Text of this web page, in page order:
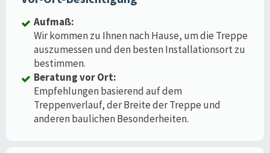
Aufmaß:
Wir kommen zu Ihnen nach Hause, um die Treppe
auszumessen und den besten Installationsort zu
bestimmen.
Beratung vor Ort:
Empfehlungen basierend auf dem
Treppenverlauf, der Breite der Treppe und
anderen baulichen Besonderheiten.